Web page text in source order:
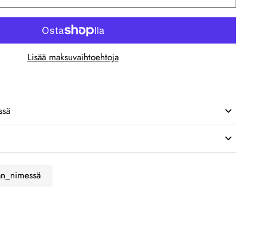
Lisää maksuvaihtoehtoja